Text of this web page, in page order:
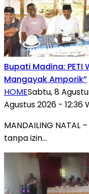
Bupati Madina: PETI
Mangayak Amporik”
HOMESabtu, 8
Agustus 2026 - 12:36
MANDAILING
tanpa izin…